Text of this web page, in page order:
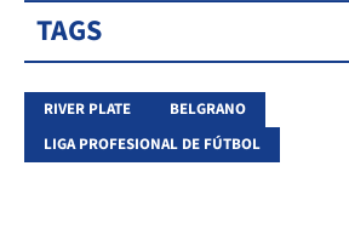
TAGS
RIVER PLATE
BELGRANO
LIGA PROFESIONAL DE FÚTBOL